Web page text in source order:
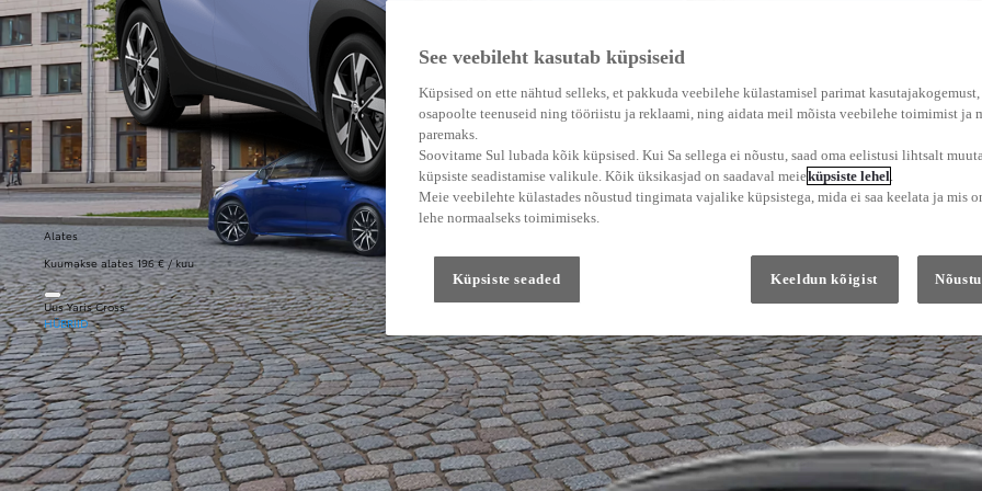
Alates
Kuumakse alates 196 € / kuu
Uus Yaris Cross
HÜBRIID
See veebileht kasutab küpsiseid
Küpsised on ette nähtud selleks, et pakkuda veebilehe külastamisel parimat
osapoolte teenuseid ning tööriistu ja reklaami, ning aidata meil mõista veebilehe toimimist ja
paremaks.
Soovitame Sul lubada kõik küpsised. Kui Sa sellega ei nõustu, saad oma eelistusi lihtsalt
küpsiste seadistamise valikule. Kõik üksikasjad on saadaval meieküpsiste lehel.
Meie veebilehte külastades nõustud tingimata vajalike küpsistega, mida ei saa keelata ja mis
lehe normaalseks toimimiseks.
Küpsiste seaded Keeldun kõigist